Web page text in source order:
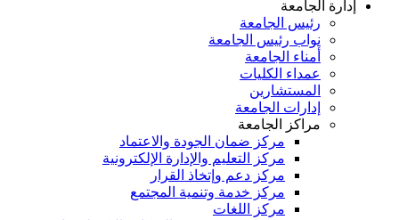
إدارة الجامعة
رئيس الجامعة
نواب رئيس الجامعة
أمناء الجامعة
عمداء الكليات
المستشارين
إدارات الجامعة
مراكز الجامعة
مركز ضمان الجودة والاعتماد
مركز التعليم والإدارة الإلكترونية
مركز دعم وإتخاذ القرار
مركز خدمة وتنمية المجتمع
مركز اللغات